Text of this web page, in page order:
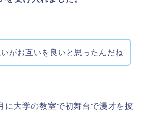
がお互いを良いと思ったんだね
に大学の教室で初舞台で漫才を披